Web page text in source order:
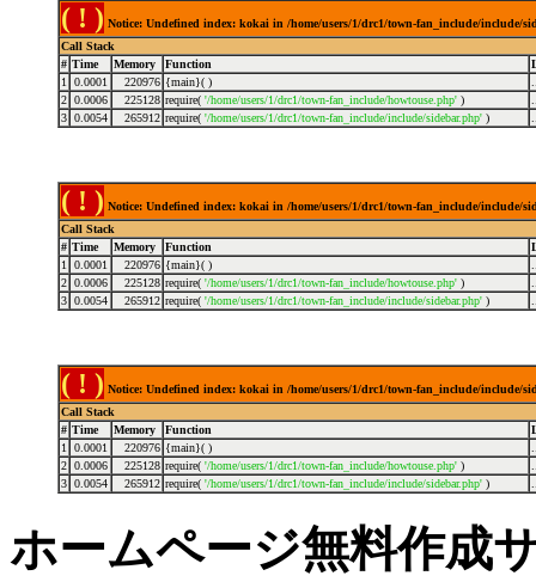
( ! ) Notice: Undefined index: kokai in /home/users/1/drc1/town-fan_include/include/
Call Stack
# Time Memory Function
1
0.0001 220976 {main}( )
2 0.0006 225128 require( '/home/users/1/drc1/town-fan_include/howtouse.php' )
3 0.0054 265912 require( '/home/users/1/drc1/town-fan_include/include/sidebar.php' )
( ! ) Notice: Undefined index: kokai in /home/users/1/drc1/town-fan_include/include/
Call Stack
# Time Memory Function
1
0.0001 220976 {main}( )
2 0.0006 225128 require( '/home/users/1/drc1/town-fan_include/howtouse.php' )
3 0.0054 265912 require( '/home/users/1/drc1/town-fan_include/include/sidebar.php' )
( ! ) Notice: Undefined index: kokai in /home/users/1/drc1/town-fan_include/include/
Call Stack
# Time Memory Function
1
0.0001 220976 {main}( )
2 0.0006 225128 require( '/home/users/1/drc1/town-fan_include/howtouse.php' )
3 0.0054 265912 require( '/home/users/1/drc1/town-fan_include/include/sidebar.php' )
ホームページ無料作成